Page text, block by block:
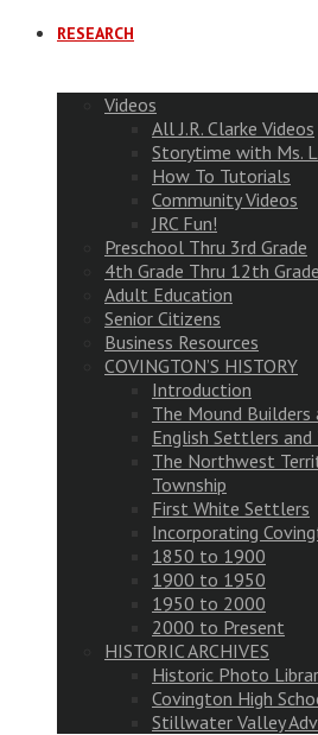
RESEARCH
Videos
All J.R. Clarke Videos
Storytime with Ms.
How To Tutorials
Community Videos
JRC Fun!
Preschool Thru 3rd Grade
4th Grade Thru 12th Grade
Adult Education
Senior Citizens
Business Resources
COVINGTON’S HISTORY
Introduction
The Mound Builders
English Settlers
The Northwest
Township
First White Settlers
Incorporating
1850 to 1900
1900 to 1950
1950 to 2000
2000 to Present
HISTORIC ARCHIVES
Historic Photo
Covington High
Stillwater Valley